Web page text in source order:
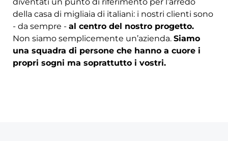
della casa di migliaia di italiani: i nostri clienti sono
- da sempre - al centro del nostro progetto.
Non siamo semplicemente un’azienda. Siamo
una squadra di persone che hanno a cuore i
propri sogni ma soprattutto i vostri.